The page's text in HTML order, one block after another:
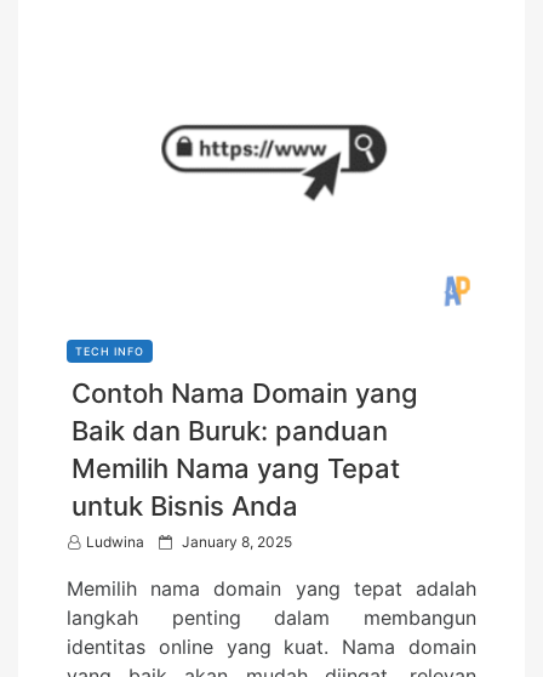
TECH INFO
Contoh Nama Domain yang
Baik dan Buruk: panduan
Memilih Nama yang Tepat
untuk Bisnis Anda
Ludwina
P
s
t
e
January 8, 2025
Memilih nama domain yang tepat adalah
langkah penting dalam membangun
identitas online yang kuat. Nama domain